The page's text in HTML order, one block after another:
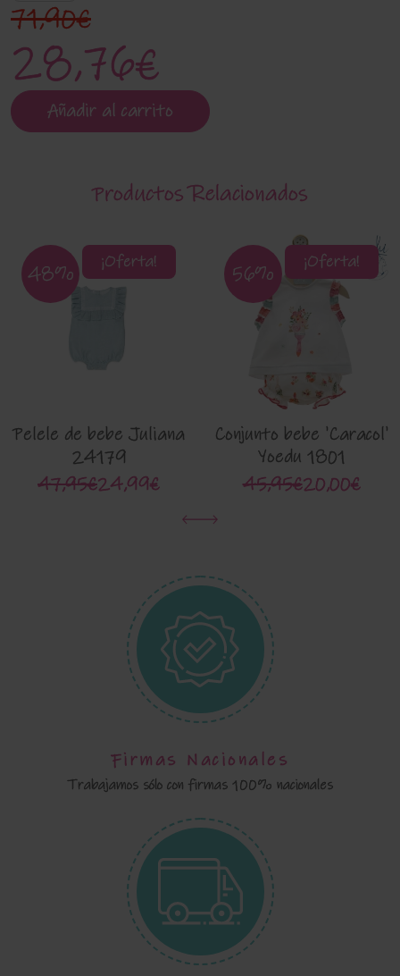
28,76€
71,90€
Añadir al carrito
Productos Relacionados
¡Oferta!
48%
Pelele de bebe Juliana
24179
47,95€24,99€
¡Oferta!
56%
Conjunto bebe 'Caracol'
Yoedu 1801
45,95€20,00€
Firmas Nacionales
Trabajamos sólo con firmas 100% nacionales